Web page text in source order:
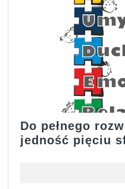
Do pełnego
jedność pięciu